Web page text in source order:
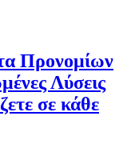
Προνoμίων
Λύσεις
σε κάθε